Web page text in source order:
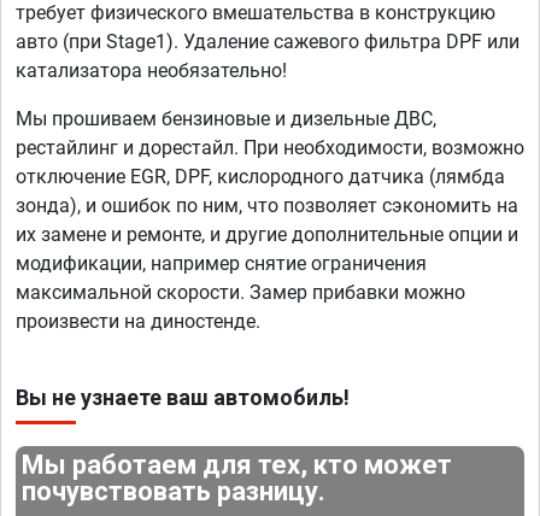
требует физического вмешательства в конструкцию
авто (при Stage1). Удаление сажевого фильтра DPF или
катализатора необязательно!
Мы прошиваем бензиновые и дизельные ДВС,
рестайлинг и дорестайл. При необходимости, возможно
отключение EGR, DPF, кислородного датчика (лямбда
зонда), и ошибок по ним, что позволяет сэкономить на
их замене и ремонте, и другие дополнительные опции и
модификации, например снятие ограничения
максимальной скорости. Замер прибавки можно
произвести на диностенде.
Вы не узнаете ваш автомобиль!
Мы работаем для тех, кто может
почувствовать разницу.